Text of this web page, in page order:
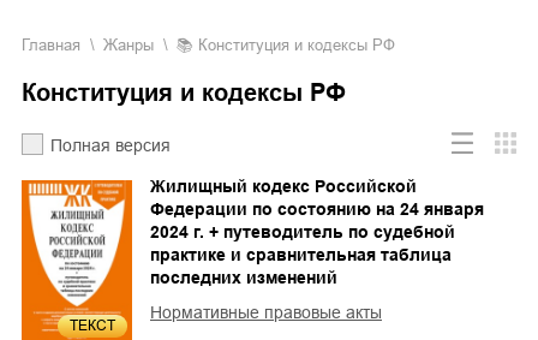
Главная Жанры Конституция и кодексы РФ
Конституция и кодексы РФ
Полная версия
ТЕКСТ
Жилищный кодекс Российской
Федерации по состоянию на 24 января
2024 г. + путеводитель по судебной
практике и сравнительная таблица
последних изменений
Нормативные правовые акты